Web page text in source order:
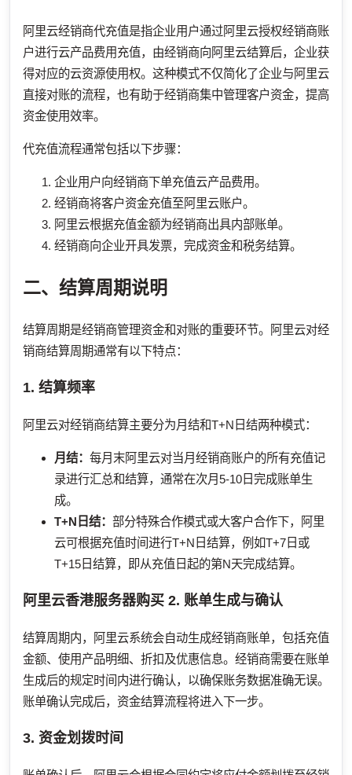
阿里云经销商代充值是指企业用户通过阿里云授权经销商账
户进行云产品费用充值，由经销商向阿里云结算后，企业获
得对应的云资源使用权。这种模式不仅简化了企业与阿里云
直接对账的流程，也有助于经销商集中管理客户资金，提高
资金使用效率。
代充值流程通常包括以下步骤：
企业用户向经销商下单充值云产品费用。
经销商将客户资金充值至阿里云账户。
阿里云根据充值金额为经销商出具内部账单。
经销商向企业开具发票，完成资金和税务结算。
二、结算周期说明
结算周期是经销商管理资金和对账的重要环节。阿里云对经
销商结算周期通常有以下特点：
1. 结算频率
阿里云对经销商结算主要分为月结和T+N日结两种模式：
月结： 每月末阿里云对当月经销商账户的所有充值记
录进行汇总和结算，通常在次月5-10日完成账单生
成。
T+N日结： 部分特殊合作模式或大客户合作下，阿里
云可根据充值时间进行T+N日结算，例如T+7日或
T+15日结算，即从充值日起的第N天完成结算。
阿里云香港服务器购买 2. 账单生成与确认
结算周期内，阿里云系统会自动生成经销商账单，包括充值
金额、使用产品明细、折扣及优惠信息。经销商需要在账单
生成后的规定时间内进行确认，以确保账务数据准确无误。
账单确认完成后，资金结算流程将进入下一步。
3. 资金划拨时间